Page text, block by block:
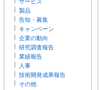
サービス
製品
告知・募集
キャンペーン
企業の動向
研究調査報告
業績報告
人事
技術開発成果報告
その他